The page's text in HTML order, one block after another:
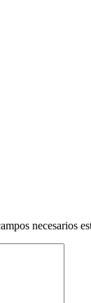
necesarios